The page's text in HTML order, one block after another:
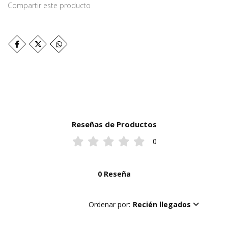
Compartir este producto
Reseñas de Productos
0
0 Reseña
Ordenar por: Recién llegados